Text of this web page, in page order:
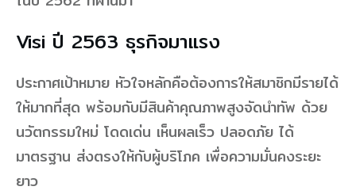
Visi ปี 2563 ธุรกิจมาแรง
ประกาศเป้าหมาย หัวใจหลักคือต้องการให้สมาชิกมีรายได้
ให้มากที่สุด พร้อมกับมีสินค้าคุณภาพสูงจัดนำทัพ ด้วย
นวัตกรรมใหม่ โดดเด่น เห็นผลเร็ว ปลอดภัย ได้
มาตรฐาน ส่งตรงให้กับผู้บริโภค เพื่อความมั่นคงระยะ
ยาว